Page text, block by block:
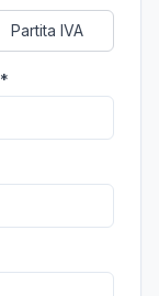
Partita IVA